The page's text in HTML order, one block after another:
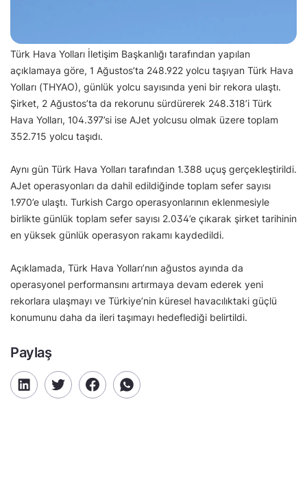
Türk Hava Yolları İletişim Başkanlığı tarafından yapılan
açıklamaya göre, 1 Ağustos’ta 248.922 yolcu taşıyan Türk Hava
Yolları (THYAO), günlük yolcu sayısında yeni bir rekora ulaştı.
Şirket, 2 Ağustos’ta da rekorunu sürdürerek 248.318’i Türk
Hava Yolları, 104.397’si ise AJet yolcusu olmak üzere toplam
352.715 yolcu taşıdı.
Aynı gün Türk Hava Yolları tarafından 1.388 uçuş gerçekleştirildi.
AJet operasyonları da dahil edildiğinde toplam sefer sayısı
1.970’e ulaştı. Turkish Cargo operasyonlarının eklenmesiyle
birlikte günlük toplam sefer sayısı 2.034’e çıkarak şirket tarihinin
en yüksek günlük operasyon rakamı kaydedildi.
Açıklamada, Türk Hava Yolları’nın ağustos ayında da
operasyonel performansını artırmaya devam ederek yeni
rekorlara ulaşmayı ve Türkiye’nin küresel havacılıktaki güçlü
konumunu daha da ileri taşımayı hedeflediği belirtildi.
Paylaş